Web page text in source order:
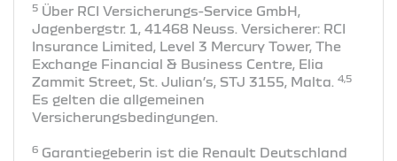
5 Über RCI Versicherungs-Service GmbH,
Jagenbergstr. 1, 41468 Neuss. Versicherer: RCI
Insurance Limited, Level 3 Mercury Tower, The
Exchange Financial & Business Centre, Elia
Zammit Street, St. Julian’s, STJ 3155, Malta.
4,5
Es gelten die allgemeinen
Versicherungsbedingungen.
6 Garantiegeberin ist die Renault Deutschland